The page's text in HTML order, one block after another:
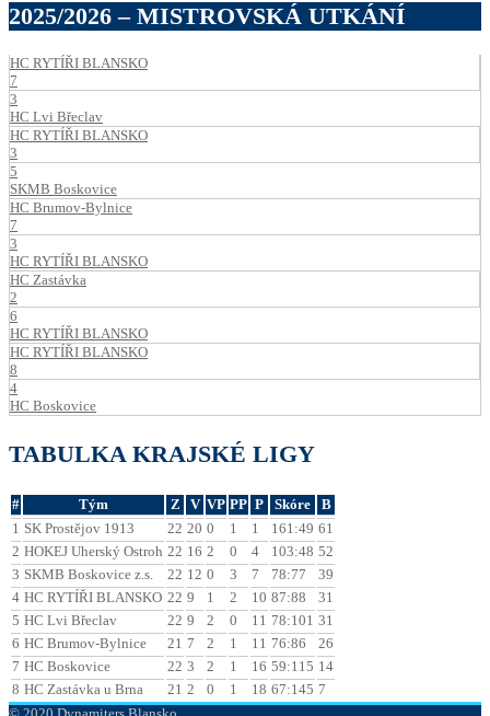
2025/2026 – MISTROVSKÁ UTKÁNÍ
HC RYTÍŘI BLANSKO
7
3
HC Lvi Břeclav
HC RYTÍŘI BLANSKO
3
5
SKMB Boskovice
HC Brumov-Bylnice
7
3
HC RYTÍŘI BLANSKO
HC Zastávka
2
6
HC RYTÍŘI BLANSKO
HC RYTÍŘI BLANSKO
8
4
HC Boskovice
TABULKA KRAJSKÉ LIGY
# Tým Z V VP PP P Skóre
B
1 SK Prostějov 1913 22 20 0 1 1 161:49 61
2 HOKEJ Uherský Ostroh 22 16 2 0 4 103:48 52
3 SKMB Boskovice z.s. 22 12 0 3 7 78:77
39
4 HC RYTÍŘI BLANSKO 22 9 1 2 10 87:88
31
5 HC Lvi Břeclav 22 9 2 0 11 78:101 31
6 HC Brumov-Bylnice 21 7 2 1 11 76:86
26
7 HC Boskovice 22 3 2 1 16 59:115 14
8 HC Zastávka u Brna 21 2 0 1 18 67:145 7